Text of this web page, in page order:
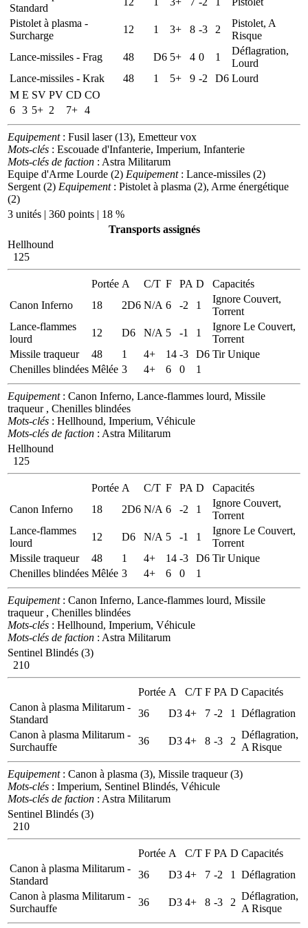
Standard
Pistolet à plasma -
Surcharge
12 1 3+ 8 -3 2
Pistolet, A
Risque
Lance-missiles - Frag
48 D6 5+ 4 0 1
Déflagration,
Lourd
Lance-missiles - Krak
48 1 5+ 9 -2 D6 Lourd
M E SV PV CD CO
6 3 5+ 2 7+ 4
Equipement: Fusil laser (13), Emetteur vox
Mots-clés : Escouade d'Infanterie, Imperium, Infanterie
Mots-clés de faction : Astra Militarum
Equipe d'Arme Lourde (2) Equipement: Lance-missiles (2)
Sergent (2) Equipement: Pistolet à plasma (2), Arme énergétique
(2)
3 unités | 360 points | 18 %
Transports assignés
Hellhound
125
Portée A C/T F PA D
Capacités
Canon Inferno
18 2D6 N/A 6 -2 1
Ignore Couvert,
Torrent
Lance-flammes
lourd
12 D6 N/A 5 -1 1
Ignore Le Couvert,
Torrent
Missile traqueur
48 1 4+ 14 -3 D6 Tir Unique
Chenilles blindées Mêlée 3 4+ 6 0 1
Equipement: Canon Inferno, Lance-flammes lourd, Missile
traqueur , Chenilles blindées
Mots-clés : Hellhound, Imperium, Véhicule
Mots-clés de faction : Astra Militarum
Hellhound
125
Portée A C/T F PA D
Capacités
Canon Inferno
18 2D6 N/A 6 -2 1
Ignore Couvert,
Torrent
Lance-flammes
lourd
12 D6 N/A 5 -1 1
Ignore Le Couvert,
Torrent
Missile traqueur
48 1 4+ 14 -3 D6 Tir Unique
Chenilles blindées Mêlée 3 4+ 6 0 1
Equipement: Canon Inferno, Lance-flammes lourd, Missile
traqueur , Chenilles blindées
Mots-clés : Hellhound, Imperium, Véhicule
Mots-clés de faction : Astra Militarum
Sentinel Blindés (3)
210
Portée A C/T F PA D Capacités
Canon à plasma Militarum -
Standard
36 D3 4+ 7 -2 1
Déflagration
Canon à plasma Militarum -
Surchauffe
36 D3 4+ 8 -3 2
Déflagration,
A Risque
Equipement: Canon à plasma (3), Missile traqueur (3)
Mots-clés : Imperium, Sentinel Blindés, Véhicule
Mots-clés de faction : Astra Militarum
Sentinel Blindés (3)
210
Portée A C/T F PA D Capacités
Canon à plasma Militarum -
Standard
36 D3 4+ 7 -2 1
Déflagration
Canon à plasma Militarum -
Surchauffe
36 D3 4+ 8 -3 2
Déflagration,
A Risque